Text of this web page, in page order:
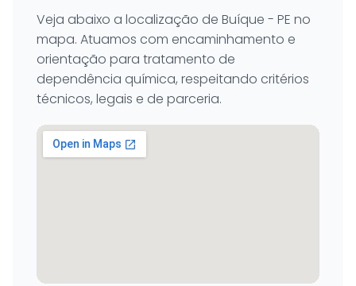
Veja abaixo a localização de Buíque - PE no
mapa. Atuamos com encaminhamento e
orientação para tratamento de
dependência química, respeitando critérios
técnicos, legais e de parceria.